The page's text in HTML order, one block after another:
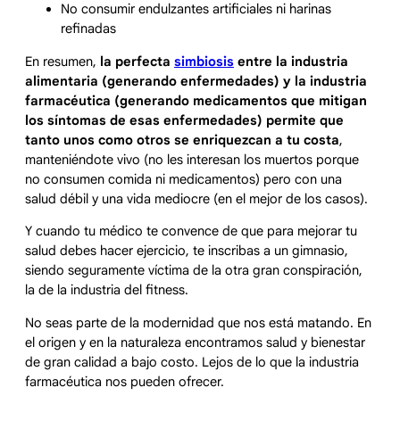
No consumir endulzantes artificiales ni harinas
refinadas
En resumen, la perfecta simbiosis entre la industria
alimentaria (generando enfermedades) y la industria
farmacéutica (generando medicamentos que mitigan
los síntomas de esas enfermedades) permite que
tanto unos como otros se enriquezcan a tu costa,
manteniéndote vivo (no les interesan los muertos porque
no consumen comida ni medicamentos) pero con una
salud débil y una vida mediocre (en el mejor de los casos).
Y cuando tu médico te convence de que para mejorar tu
salud debes hacer ejercicio, te inscribas a un gimnasio,
siendo seguramente víctima de la otra gran conspiración,
la de la industria del fitness.
No seas parte de la modernidad que nos está matando. En
el origen y en la naturaleza encontramos salud y bienestar
de gran calidad a bajo costo. Lejos de lo que la industria
farmacéutica nos pueden ofrecer.